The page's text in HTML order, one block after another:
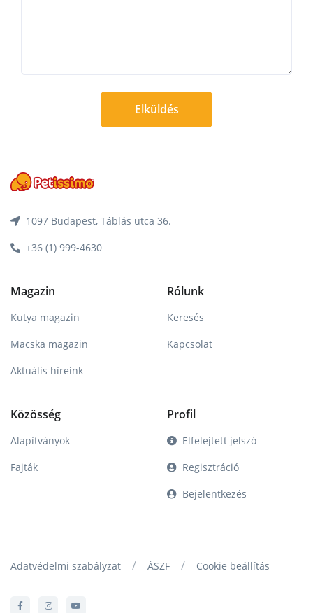
Elküldés
1097 Budapest, Táblás utca 36.
+36 (1) 999-4630
Magazin
Kutya magazin
Macska magazin
Aktuális híreink
Rólunk
Keresés
Kapcsolat
Közösség
Alapítványok
Fajták
Profil
Elfelejtett jelszó
Regisztráció
Bejelentkezés
Adatvédelmi szabályzat / ÁSZF / Cookie beállítás